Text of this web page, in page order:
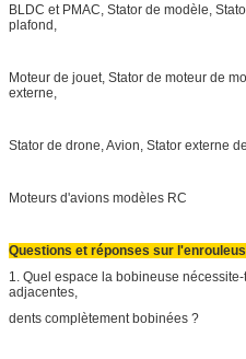
BLDC et PMAC, Stator de modèle,
plafond,
Moteur de jouet, Stator de moteur de
externe,
Stator de drone, Avion, Stator externe
Moteurs d'avions modèles RC
Questions et réponses sur
1. Quel espace la bobineuse
adjacentes,
dents complètement bobinées ?